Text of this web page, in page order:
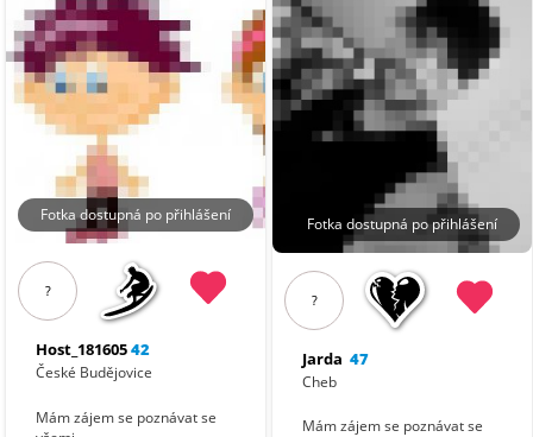
Fotka dostupná po přihlášení
?
Host_18160542
České Budějovice
Mám zájem se poznávat se
Fotka dostupná po přihlášení
?
Jarda 47
Cheb
Mám zájem se poznávat se